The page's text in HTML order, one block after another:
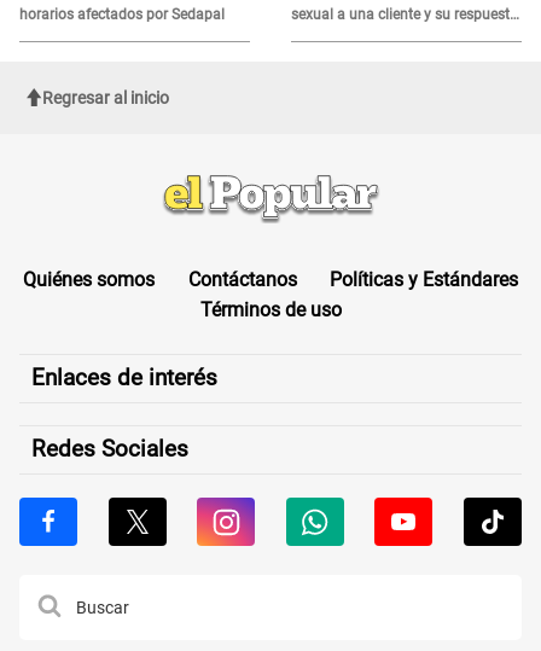
horarios afectados por Sedapal
sexual a una cliente y su respuesta
INDIGNÓ A TODOS
Regresar al inicio
Quiénes somos Contáctanos
Políticas y Estándares
Términos de uso
Enlaces de interés
Redes Sociales